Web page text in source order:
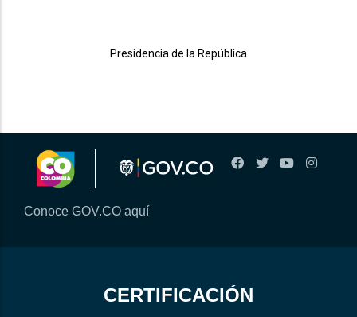
Presidencia de la República
Conoce GOV.CO aquí
CERTIFICACIÓN